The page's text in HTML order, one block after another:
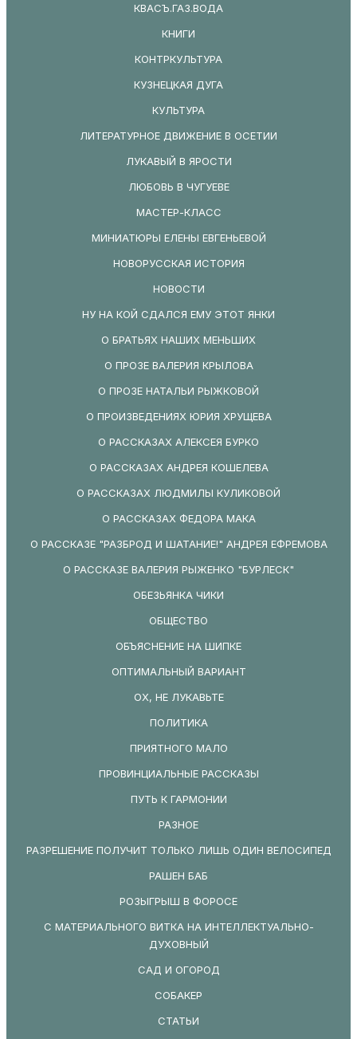
КВАСЪ.ГАЗ.ВОДА
КНИГИ
КОНТРКУЛЬТУРА
КУЗНЕЦКАЯ ДУГА
КУЛЬТУРА
ЛИТЕРАТУРНОЕ ДВИЖЕНИЕ В ОСЕТИИ
ЛУКАВЫЙ В ЯРОСТИ
ЛЮБОВЬ В ЧУГУЕВЕ
МАСТЕР-КЛАСС
МИНИАТЮРЫ ЕЛЕНЫ ЕВГЕНЬЕВОЙ
НОВОРУССКАЯ ИСТОРИЯ
НОВОСТИ
НУ НА КОЙ СДАЛСЯ ЕМУ ЭТОТ ЯНКИ
О БРАТЬЯХ НАШИХ МЕНЬШИХ
О ПРОЗЕ ВАЛЕРИЯ КРЫЛОВА
О ПРОЗЕ НАТАЛЬИ РЫЖКОВОЙ
О ПРОИЗВЕДЕНИЯХ ЮРИЯ ХРУЩЕВА
О РАССКАЗАХ АЛЕКСЕЯ БУРКО
О РАССКАЗАХ АНДРЕЯ КОШЕЛЕВА
О РАССКАЗАХ ЛЮДМИЛЫ КУЛИКОВОЙ
О РАССКАЗАХ ФЕДОРА МАКА
О РАССКАЗЕ "РАЗБРОД И ШАТАНИЕ!" АНДРЕЯ ЕФРЕМОВА
О РАССКАЗЕ ВАЛЕРИЯ РЫЖЕНКО "БУРЛЕСК"
ОБЕЗЬЯНКА ЧИКИ
ОБЩЕСТВО
ОБЪЯСНЕНИЕ НА ШИПКЕ
ОПТИМАЛЬНЫЙ ВАРИАНТ
ОХ, НЕ ЛУКАВЬТЕ
ПОЛИТИКА
ПРИЯТНОГО МАЛО
ПРОВИНЦИАЛЬНЫЕ РАССКАЗЫ
ПУТЬ К ГАРМОНИИ
РАЗНОЕ
РАЗРЕШЕНИЕ ПОЛУЧИТ ТОЛЬКО ЛИШЬ ОДИН ВЕЛОСИПЕД
РАШЕН БАБ
РОЗЫГРЫШ В ФОРОСЕ
С МАТЕРИАЛЬНОГО ВИТКА НА ИНТЕЛЛЕКТУАЛЬНО-
ДУХОВНЫЙ
САД И ОГОРОД
СОБАКЕР
СТАТЬИ